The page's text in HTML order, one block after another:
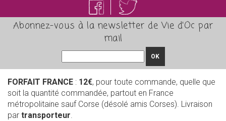
Abonnez-vous à la newsletter de Vie d'Oc par
mail
OK
FORFAIT FRANCE : 12€, pour toute commande, quelle que
soit la quantité commandée, partout en France
métropolitaine sauf Corse (désolé amis Corses). Livraison
par transporteur.